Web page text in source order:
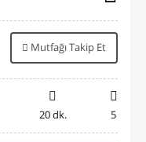
Mutfağı Takip Et
20 dk. 5